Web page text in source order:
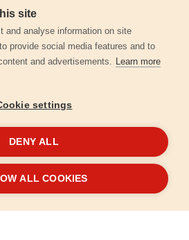
- Minden jog fenntartva
FEO
site
and analyse information on site
provide social media features and to
and advertisements. Learn more
settings
DENY ALL
ALL COOKIES